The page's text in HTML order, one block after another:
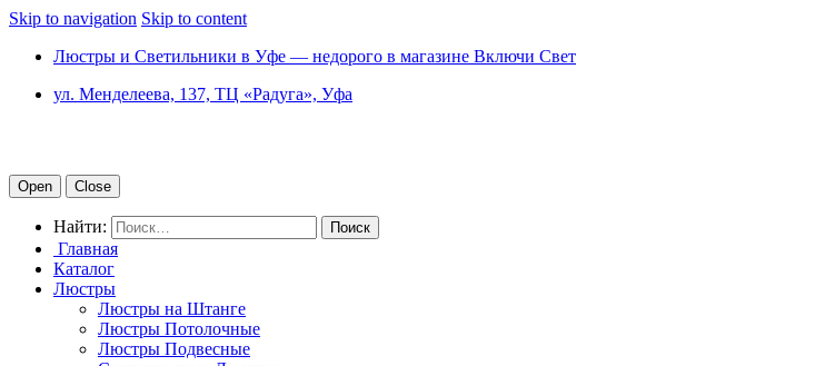
Skip to navigation Skip to content
Люстры и Светильники в Уфе — недорого в магазине Включи Свет
ул. Менделеева, 137, ТЦ «Радуга», Уфа
Open Close
Найти:
Главная
Каталог
Люстры
Люстры на Штанге
Люстры Потолочные
Люстры Подвесные